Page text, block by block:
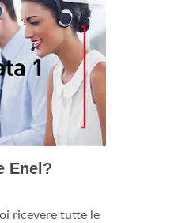
Enel?
ricevere tutte le